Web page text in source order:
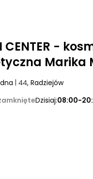
CENTER -
Marika
| 44, Radziejów
Dzisiaj:08:00-